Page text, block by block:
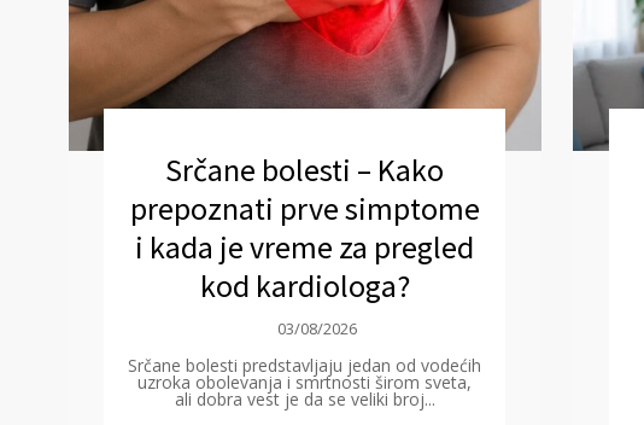
Srčane bolesti – Kako
prepoznati prve simptome
i kada je vreme za pregled
kod kardiologa?
03/08/2026
Srčane bolesti predstavljaju jedan od vodećih
uzroka obolevanja i smrtnosti širom sveta,
ali dobra vest je da se veliki broj...